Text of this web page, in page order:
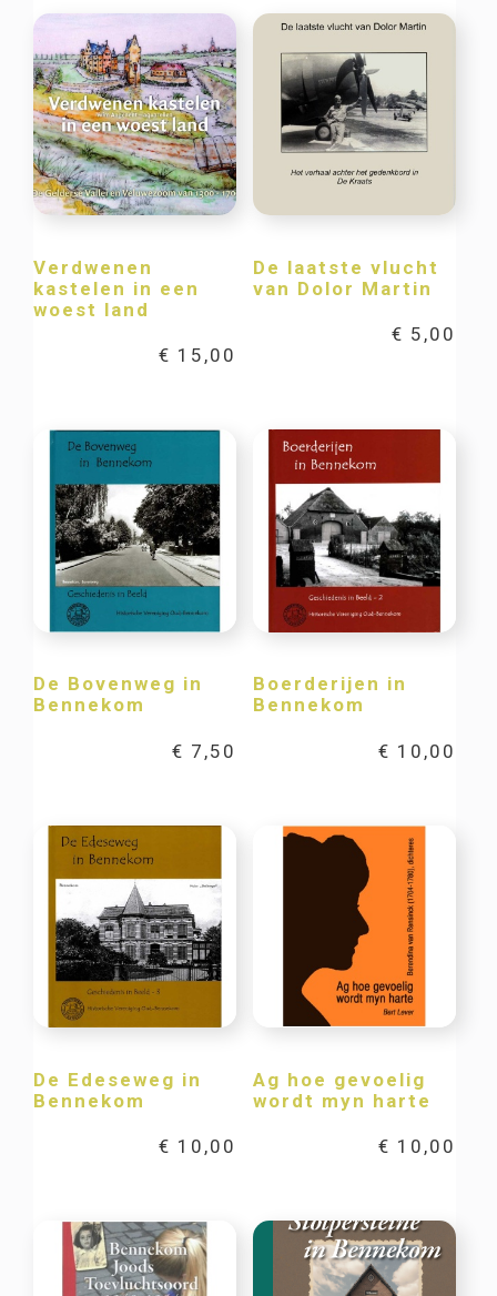
Verdwenen
kastelen in een
woest land
€ 15,00
De laatste vlucht
van Dolor Martin
€ 5,00
De Bovenweg in
Bennekom
€ 7,50
Boerderijen in
Bennekom
€ 10,00
De Edeseweg in
Bennekom
€ 10,00
Ag hoe gevoelig
wordt myn harte
€ 10,00